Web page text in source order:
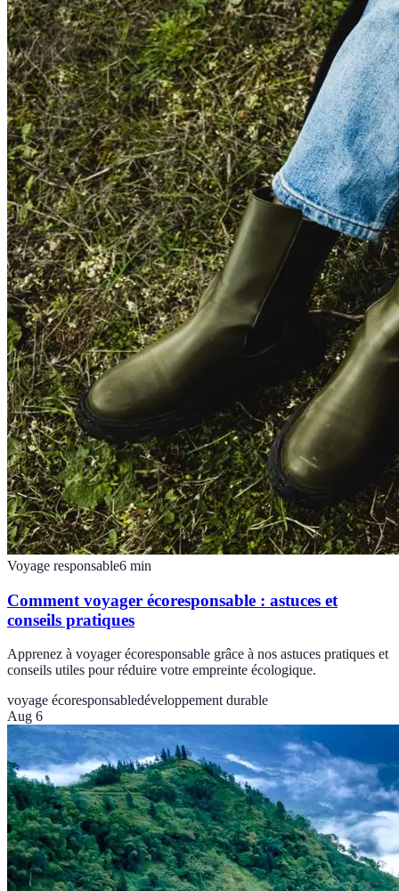
Voyage responsable6 min
Comment voyager écoresponsable : astuces et
conseils pratiques
Apprenez à voyager écoresponsable grâce à nos astuces pratiques et
conseils utiles pour réduire votre empreinte écologique.
voyage écoresponsabledéveloppement durable
Aug 6